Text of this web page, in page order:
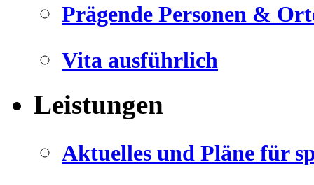
Prägende Personen &
Vita ausführlich
Leistungen
Aktuelles und Pläne für